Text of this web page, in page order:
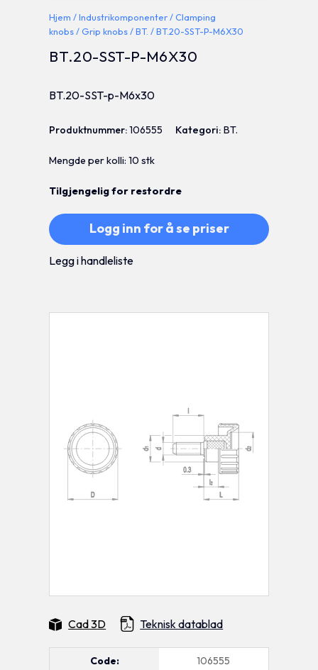
Hjem /Industrikomponenter/Clamping
knobs/Grip knobs/BT. / BT.20-SST-P-M6X30
BT.20-SST-P-M6X30
BT.20-SST-p-M6x30
Produktnummer:106555 Kategori:BT.
Mengde per kolli: 10 stk
Tilgjengelig for restordre
Logg inn for å se priser
Legg i handleliste
Code: 106555
Cad 3D Teknisk datablad